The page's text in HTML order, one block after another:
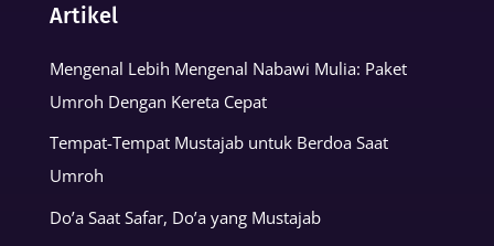
Artikel
Mengenal Lebih Mengenal Nabawi Mulia: Paket
Umroh Dengan Kereta Cepat
Tempat-Tempat Mustajab untuk Berdoa Saat
Umroh
Do’a Saat Safar, Do’a yang Mustajab